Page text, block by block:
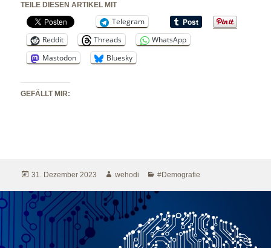
TEILE DIESEN ARTIKEL MIT
Telegram
Reddit
Threads
WhatsApp
Mastodon
Bluesky
GEFÄLLT MIR:
Veröffentlicht
31. Dezember 2023 Autor
wehodi Kategorien
#Demografie